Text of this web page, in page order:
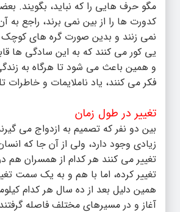
مگو حرف هایی را که نباید، بگویند.
کدورت ها را از بین نمی برند، راجع به
نمی زنند و بدین صورت گره های کوچک
یی کور می کنند که به این سادگی ها
و همین باعث می شود تا هرگاه به
فکر می کنند، یاد ناملایمات و خاطرات
تغییر در طول زمان
بین دو نفر که تصمیم به ازدواج می
زیادی وجود دارد، ولی از آن جا که
تغییر می کنند هر کدام از همسران هم
تغییر کرده، اما با هم و به یک سمت
همین دلیل بعد از ده سال هر کدام
آغاز و در مسیرهای مختلف فاصله